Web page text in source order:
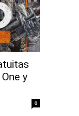
y
0